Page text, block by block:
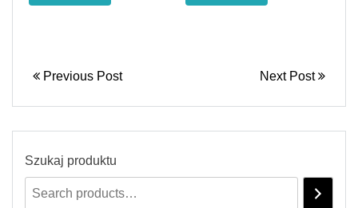
Previous Post Next Post
Szukaj produktu